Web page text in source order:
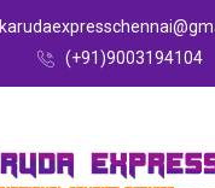
(+91)9003194104